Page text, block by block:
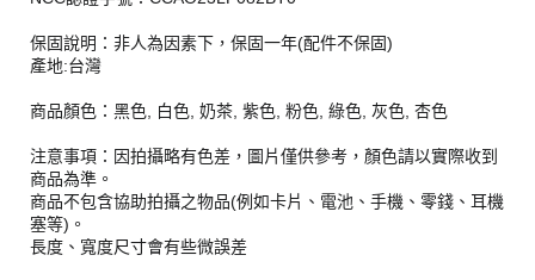
保固說明：非人為因素下，保固一年(配件不保固)
產地:台灣
商品顏色：黑色, 白色, 奶茶, 紫色, 粉色, 綠色, 灰色, 杏色
注意事項：因拍攝略有色差，圖片僅供參考，顏色請以實際收到
商品為準。
商品不包含協助拍攝之物品(例如卡片、電池、手機、零錢、耳機
塞等)。
長度、寬度尺寸會有些微誤差